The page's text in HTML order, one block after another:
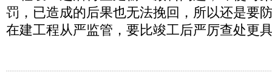
罚，已造成的后果也无法挽回，所以还是要
在建工程从严监管，要比竣工后严厉查处更